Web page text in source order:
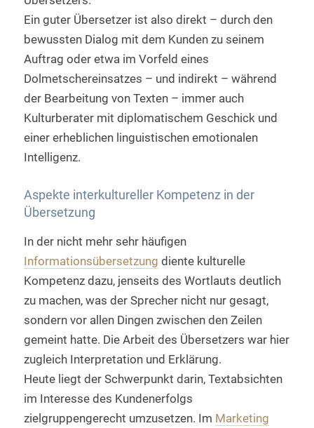
Ein guter Übersetzer ist also direkt – durch den
bewussten Dialog mit dem Kunden zu seinem
Auftrag oder etwa im Vorfeld eines
Dolmetschereinsatzes – und indirekt – während
der Bearbeitung von Texten – immer auch
Kulturberater mit diplomatischem Geschick und
einer erheblichen linguistischen emotionalen
Intelligenz.
Aspekte interkultureller Kompetenz in der
Übersetzung
In der nicht mehr sehr häufigen
Informationsübersetzung diente kulturelle
Kompetenz dazu, jenseits des Wortlauts deutlich
zu machen, was der Sprecher nicht nur gesagt,
sondern vor allen Dingen zwischen den Zeilen
gemeint hatte. Die Arbeit des Übersetzers war hier
zugleich Interpretation und Erklärung.
Heute liegt der Schwerpunkt darin, Textabsichten
im Interesse des Kundenerfolgs
zielgruppengerecht umzusetzen. Im Marketing